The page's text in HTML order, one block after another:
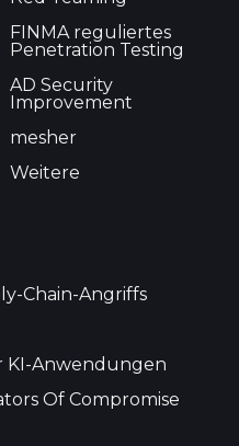
FINMA reguliertes
Penetration Testing
AD Security
Improvement
mesher
Weitere
Chain-Angriffs
KI-Anwendungen
Of Compromise